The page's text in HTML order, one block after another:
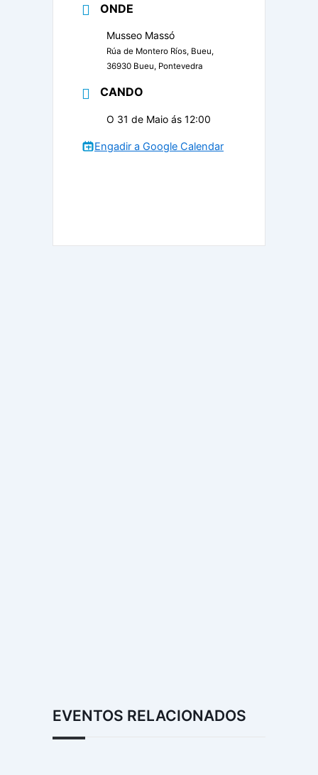
ONDE
Musseo Massó
Rúa de Montero Ríos, Bueu,
36930 Bueu, Pontevedra
CANDO
O 31 de Maio ás 12:00
Engadir a Google Calendar
EVENTOS RELACIONADOS